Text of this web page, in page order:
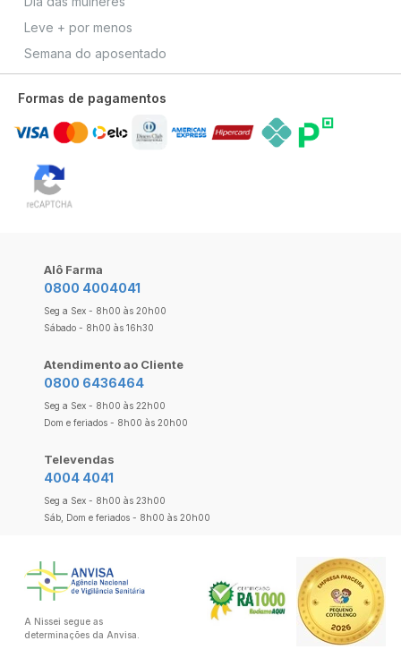
Leve + por menos
Semana do aposentado
Formas de pagamentos
Alô Farma
0800 4004041
Seg a Sex - 8h00 às 20h00
Sábado - 8h00 às 16h30
Atendimento ao Cliente
0800 6436464
Seg a Sex - 8h00 às 22h00
Dom e feriados - 8h00 às 20h00
Televendas
4004 4041
Seg a Sex - 8h00 às 23h00
Sáb, Dom e feriados - 8h00 às 20h00
A Nissei segue as
determinações da Anvisa.